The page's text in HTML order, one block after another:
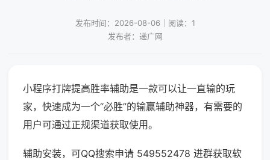
发布时间：2026-08-06｜阅读：1
发布者：递广网
小程序打牌提高胜率辅助是一款可以让一直输的玩
家，快速成为一个“必胜”的输赢辅助神器，有需要的
用户可通过正规渠道获取使用。
辅助安装，可QQ搜索申请 549552478 进群获取软